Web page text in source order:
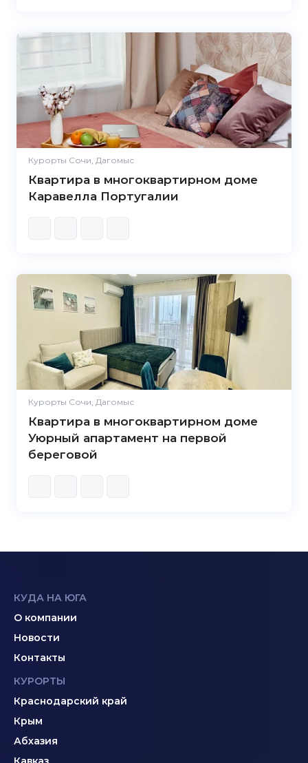
Курорты Сочи, Дагомыс
Квартира в многоквартирном доме
Каравелла Португалии
Курорты Сочи, Дагомыс
Квартира в многоквартирном доме
Уюрный апартамент на первой
береговой
КУДА НА ЮГА
О компании
Новости
Контакты
КУРОРТЫ
Краснодарский край
Крым
Абхазия